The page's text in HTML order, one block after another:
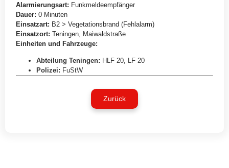
Alarmierungsart: Funkmeldeempfänger
Dauer: 0 Minuten
Einsatzart: B2 > Vegetationsbrand (Fehlalarm)
Einsatzort: Teningen, Maiwaldstraße
Einheiten und Fahrzeuge:
Abteilung Teningen: HLF 20, LF 20
Polizei: FuStW
Zurück